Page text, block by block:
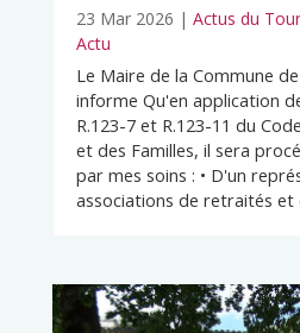
23 Mar 2026 | Actus du
Actu
Le Maire de la Commune
informe Qu'en application
R.123-7 et R.123-11 du
et des Familles, il sera
par mes soins : • D'un
associations de retraités et